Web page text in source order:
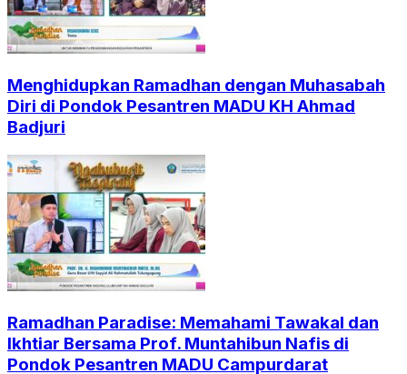
Menghidupkan Ramadhan dengan Muhasabah
Diri di Pondok Pesantren MADU KH Ahmad
Badjuri
Ramadhan Paradise: Memahami Tawakal dan
Ikhtiar Bersama Prof. Muntahibun Nafis di
Pondok Pesantren MADU Campurdarat